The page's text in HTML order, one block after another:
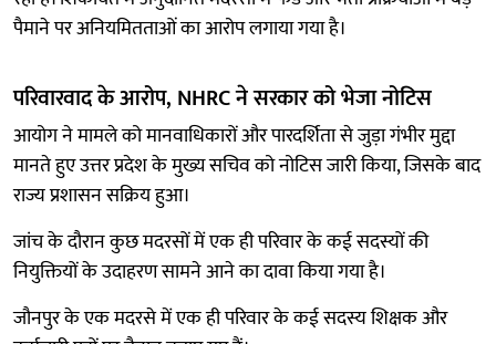
पैमाने पर अनियमितताओं का आरोप लगाया गया है।
परिवारवाद के आरोप, NHRC ने सरकार को भेजा नोटिस
आयोग ने मामले को मानवाधिकारों और पारदर्शिता से जुड़ा गंभीर मुद्दा
मानते हुए उत्तर प्रदेश के मुख्य सचिव को नोटिस जारी किया, जिसके बाद
राज्य प्रशासन सक्रिय हुआ।
जांच के दौरान कुछ मदरसों में एक ही परिवार के कई सदस्यों की
नियुक्तियों के उदाहरण सामने आने का दावा किया गया है।
जौनपुर के एक मदरसे में एक ही परिवार के कई सदस्य शिक्षक और